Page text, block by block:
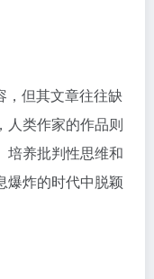
，但其文章往往缺
人类作家的作品则
培养批判性思维和
爆炸的时代中脱颖